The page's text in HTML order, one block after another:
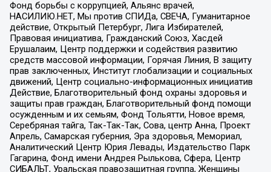
Фонд борьбы с коррупцией, Альянс врачей,
НАСИЛИЮ.НЕТ, Мы против СПИДа, СВЕЧА, Гуманитарное
действие, Открытый Петербург, Лига Избирателей,
Правовая инициатива, Гражданский Союз, Хасдей
Ерушалаим, Центр поддержки и содействия развитию
средств массовой информации, Горячая Линия, В защиту
прав заключенных, Институт глобализации и социальных
движений, Центр социально-информационных инициатив
Действие, Благотворительный фонд охраны здоровья и
защиты прав граждан, Благотворительный фонд помощи
осужденным и их семьям, Фонд Тольятти, Новое время,
Серебряная тайга, Так-Так-Так, Сова, центр Анна, Проект
Апрель, Самарская губерния, Эра здоровья, Мемориал,
Аналитический Центр Юрия Левады, Издательство Парк
Гагарина, Фонд имени Андрея Рылькова, Сфера, Центр
СИБАЛЬТ, Уральская правозащитная группа, Женщины